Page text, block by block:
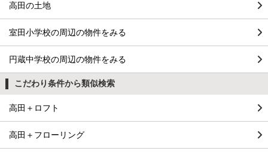
高田の土地
室田小学校の周辺の物件をみる
円蔵中学校の周辺の物件をみる
こだわり条件から類似検索
高田＋ロフト
高田＋フローリング